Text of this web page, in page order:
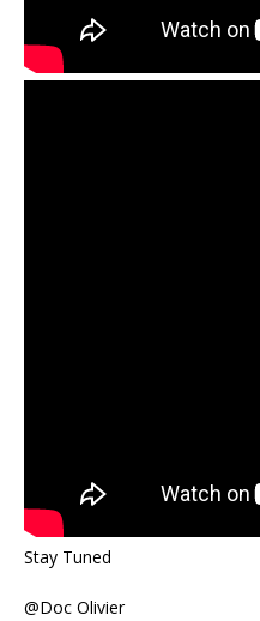
Stay Tuned
@Doc Olivier